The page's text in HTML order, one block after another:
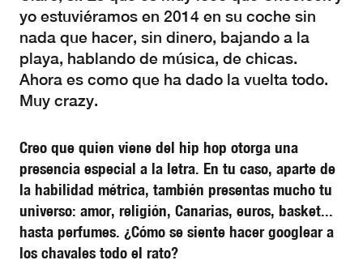
yo estuviéramos en 2014 en su coche sin
nada que hacer, sin dinero, bajando a la
playa, hablando de música, de chicas.
Ahora es como que ha dado la vuelta todo.
Muy crazy.
Creo que quien viene del hip hop otorga una
presencia especial a la letra. En tu caso, aparte de
la habilidad métrica, también presentas mucho tu
universo: amor, religión, Canarias, euros, basket...
hasta perfumes. ¿Cómo se siente hacer googlear a
los chavales todo el rato?